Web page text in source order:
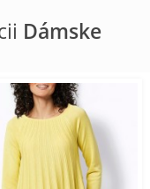
Dámske